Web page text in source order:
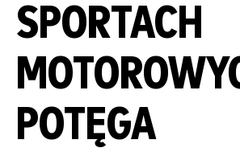
SPORTACH
POTĘGA